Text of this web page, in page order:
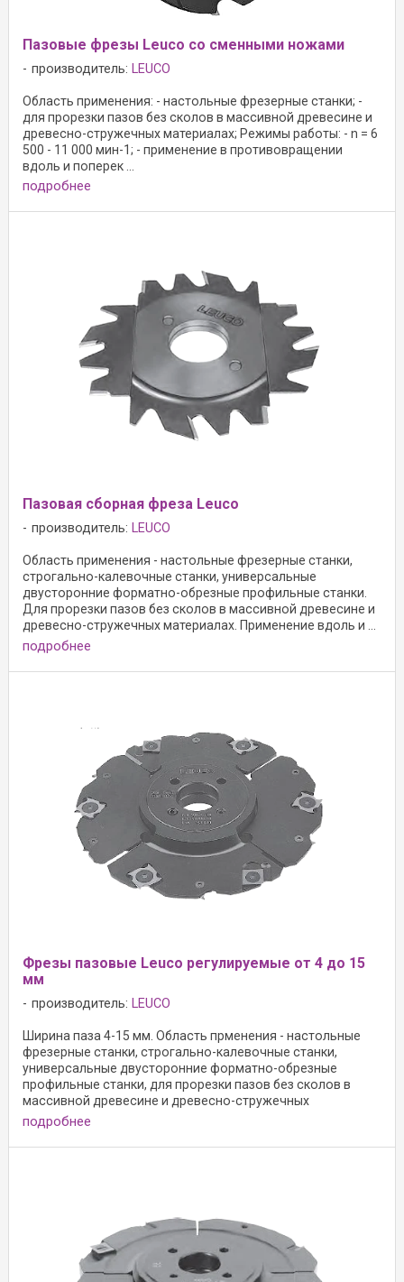
Пазовые фрезы Leuco со сменными ножами
производитель: LEUCO
Область применения: - настольные фрезерные станки; -
для прорезки пазов без сколов в массивной древесине и
древесно-стружечных материалах; Режимы работы: - n = 6
500 - 11 000 мин-1; - применение в противовращении
вдоль и поперек ...
подробнее
Пазовая сборная фреза Leuco
производитель: LEUCO
Область применения - настольные фрезерные станки,
строгально-калевочные станки, универсальные
двусторонние форматно-обрезные профильные станки.
Для прорезки пазов без сколов в массивной древесине и
древесно-стружечных материалах. Применение вдоль и ...
подробнее
Фрезы пазовые Leuco регулируемые от 4 до 15
мм
производитель: LEUCO
Ширина паза 4-15 мм. Область прменения - настольные
фрезерные станки, строгально-калевочные станки,
универсальные двусторонние форматно-обрезные
профильные станки, для прорезки пазов без сколов в
массивной древесине и древесно-стружечных
материалах. ...
подробнее